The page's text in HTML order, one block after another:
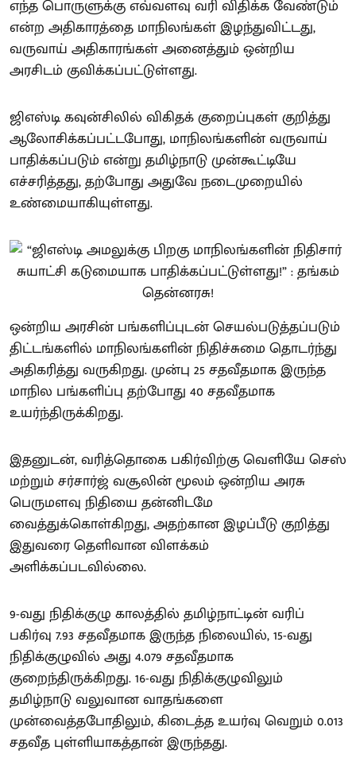
எந்த பொருளுக்கு எவ்வளவு வரி விதிக்க வேண்டும்
என்ற அதிகாரத்தை மாநிலங்கள் இழந்துவிட்டது,
வருவாய் அதிகாரங்கள் அனைத்தும் ஒன்றிய
அரசிடம் குவிக்கப்பட்டுள்ளது.
ஜிஎஸ்டி கவுன்சிலில் விகிதக் குறைப்புகள் குறித்து
ஆலோசிக்கப்பட்டபோது, மாநிலங்களின் வருவாய்
பாதிக்கப்படும் என்று தமிழ்நாடு முன்கூட்டியே
எச்சரித்தது, தற்போது அதுவே நடைமுறையில்
உண்மையாகியுள்ளது.
ஒன்றிய அரசின் பங்களிப்புடன் செயல்படுத்தப்படும்
திட்டங்களில் மாநிலங்களின் நிதிச்சுமை தொடர்ந்து
அதிகரித்து வருகிறது. முன்பு 25 சதவீதமாக இருந்த
மாநில பங்களிப்பு தற்போது 40 சதவீதமாக
உயர்ந்திருக்கிறது.
இதனுடன், வரித்தொகை பகிர்விற்கு வெளியே செஸ்
மற்றும் சர்சார்ஜ் வசூலின் மூலம் ஒன்றிய அரசு
பெருமளவு நிதியை தன்னிடமே
வைத்துக்கொள்கிறது, அதற்கான இழப்பீடு குறித்து
இதுவரை தெளிவான விளக்கம்
அளிக்கப்படவில்லை.
9-வது நிதிக்குழு காலத்தில் தமிழ்நாட்டின் வரிப்
பகிர்வு 7.93 சதவீதமாக இருந்த நிலையில், 15-வது
நிதிக்குழுவில் அது 4.079 சதவீதமாக
குறைந்திருக்கிறது. 16-வது நிதிக்குழுவிலும்
தமிழ்நாடு வலுவான வாதங்களை
முன்வைத்தபோதிலும், கிடைத்த உயர்வு வெறும் 0.013
சதவீத புள்ளியாகத்தான் இருந்தது.